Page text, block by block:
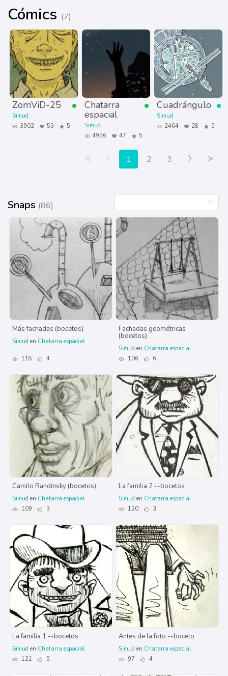
Cómics (7)
ZomViD-25
Simud
3902
53 5
Chatarra
espacial
Simud
4956
47 5
Cuadrángulo
Simud
2464
28 5
Primera página
Anterior
1 2 3 Siguiente
Snaps (86)
Más fachadas (bocetos)
Simud en Chatarra espacial
118 4
Fachadas geométricas
(bocetos)
Simud en Chatarra espacial
106
6
Camilo Randinsky (bocetos)
Simud en Chatarra espacial
109
3
La familia 2 --bocetos
Simud en Chatarra espacial
120
3
La familia 1 --bocetos
Simud en Chatarra espacial
121
5
Antes de la foto --boceto
Simud en Chatarra espacial
97
4